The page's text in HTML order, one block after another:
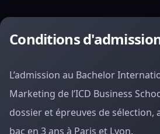
Conditions
L’admission au Bachelor
Marketing de l’ICD Business
dossier et épreuves de sélection,
bac en 3 ans à Paris et Lyon.